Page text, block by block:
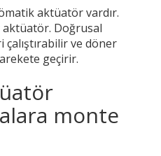
aktüatör vardır.
Doğrusal
ve döner
geçirir.
monte